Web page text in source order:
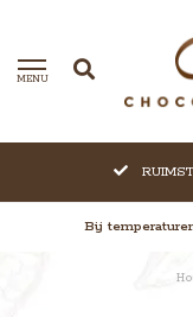
MENU
Bij